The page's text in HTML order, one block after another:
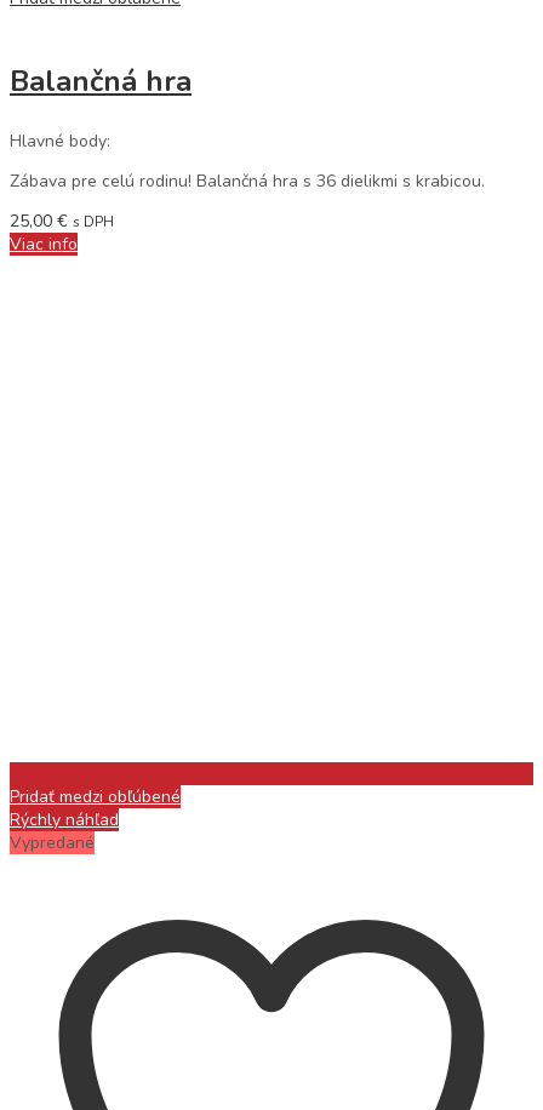
Balančná hra
Hlavné body:
Zábava pre celú rodinu! Balančná hra s 36 dielikmi s krabicou.
25,00 € s DPH
Viac info
Pridať medzi obľúbené
Rýchly náhľad
Vypredané